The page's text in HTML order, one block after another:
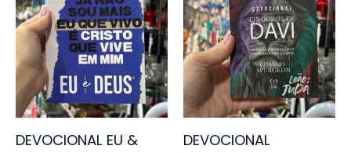
DEVOCIONAL EU &
DEVOCIONAL